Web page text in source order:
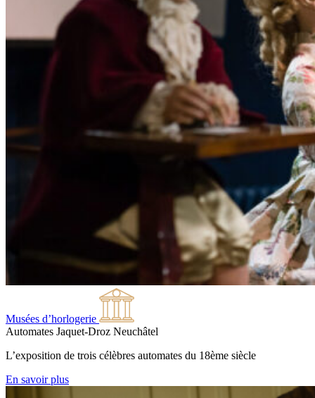
Musées d’horlogerie
Automates Jaquet-Droz Neuchâtel
L’exposition de trois célèbres automates du 18ème siècle
En savoir plus